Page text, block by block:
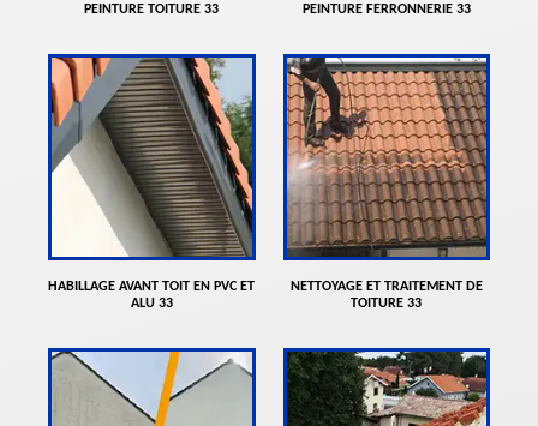
PEINTURE TOITURE 33 PEINTURE FERRONNERIE 33
HABILLAGE AVANT TOIT EN PVC ET
ALU 33
NETTOYAGE ET TRAITEMENT DE
TOITURE 33